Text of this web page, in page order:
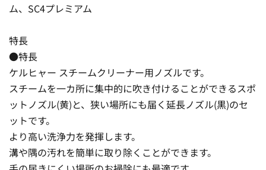
ム、SC4プレミアム
特長
●特長
ケルヒャー スチームクリーナー用ノズルです。
スチームを一カ所に集中的に吹き付けることができるスポ
ットノズル(黄)と、狭い場所にも届く延長ノズル(黒)のセ
ットです。
より高い洗浄力を発揮します。
溝や隅の汚れを簡単に取り除くことができます。